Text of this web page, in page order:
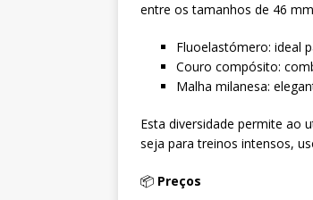
entre os tamanhos de 46
Fluoelastómero: ideal
Couro compósito:
Malha milanesa:
Esta diversidade permite ao
seja para treinos intensos,
📦 Preços